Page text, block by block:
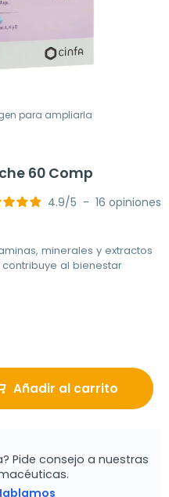
para ampliarla
60 Comp
4.9/5 - 16 opiniones
minerales y extractos
al bienestar
Añadir al carrito
Pide consejo a nuestras